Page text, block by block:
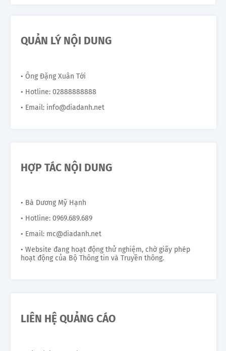
QUẢN LÝ NỘI DUNG
• Ông Đặng Xuân Tới
• Hotline: 02888888888
• Email: info@diadanh.net
HỢP TÁC NỘI DUNG
• Bà Dương Mỹ Hạnh
• Hotline: 0969.689.689
• Email: mc@diadanh.net
• Website đang hoạt động thử nghiệm, chờ giấy phép
hoạt động của Bộ Thông tin và Truyền thông.
LIÊN HỆ QUẢNG CÁO